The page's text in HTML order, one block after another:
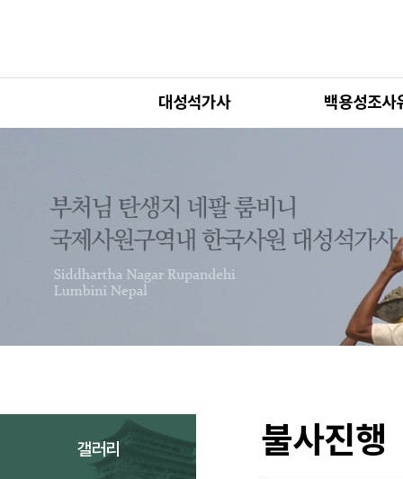
대성석가사 백용성조사
갤러리 불사진행